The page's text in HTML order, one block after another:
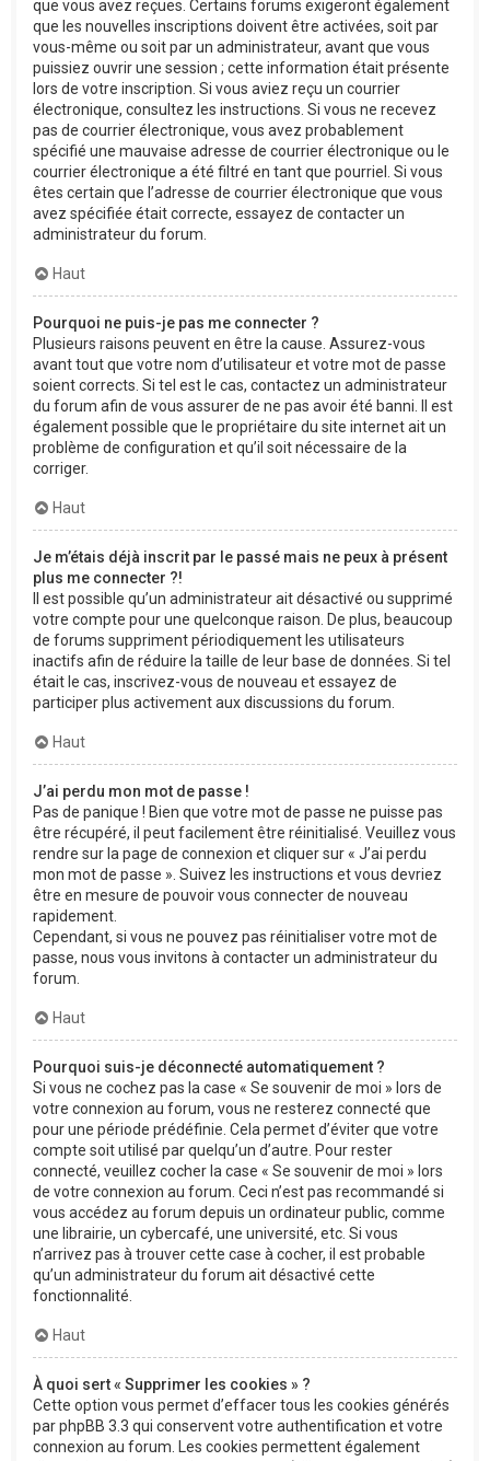
que vous avez reçues. Certains forums exigeront également
que les nouvelles inscriptions doivent être activées, soit par
vous-même ou soit par un administrateur, avant que vous
puissiez ouvrir une session ; cette information était présente
lors de votre inscription. Si vous aviez reçu un courrier
électronique, consultez les instructions. Si vous ne recevez
pas de courrier électronique, vous avez probablement
spécifié une mauvaise adresse de courrier électronique ou le
courrier électronique a été filtré en tant que pourriel. Si vous
êtes certain que l’adresse de courrier électronique que vous
avez spécifiée était correcte, essayez de contacter un
administrateur du forum.
Haut
Pourquoi ne puis-je pas me connecter ?
Plusieurs raisons peuvent en être la cause. Assurez-vous
avant tout que votre nom d’utilisateur et votre mot de passe
soient corrects. Si tel est le cas, contactez un administrateur
du forum afin de vous assurer de ne pas avoir été banni. Il est
également possible que le propriétaire du site internet ait un
problème de configuration et qu’il soit nécessaire de la
corriger.
Haut
Je m’étais déjà inscrit par le passé mais ne peux à présent
plus me connecter ?!
Il est possible qu’un administrateur ait désactivé ou supprimé
votre compte pour une quelconque raison. De plus, beaucoup
de forums suppriment périodiquement les utilisateurs
inactifs afin de réduire la taille de leur base de données. Si tel
était le cas, inscrivez-vous de nouveau et essayez de
participer plus activement aux discussions du forum.
Haut
J’ai perdu mon mot de passe !
Pas de panique ! Bien que votre mot de passe ne puisse pas
être récupéré, il peut facilement être réinitialisé. Veuillez vous
rendre sur la page de connexion et cliquer sur « J’ai perdu
mon mot de passe ». Suivez les instructions et vous devriez
être en mesure de pouvoir vous connecter de nouveau
rapidement.
Cependant, si vous ne pouvez pas réinitialiser votre mot de
passe, nous vous invitons à contacter un administrateur du
forum.
Haut
Pourquoi suis-je déconnecté automatiquement ?
Si vous ne cochez pas la case « Se souvenir de moi » lors de
votre connexion au forum, vous ne resterez connecté que
pour une période prédéfinie. Cela permet d’éviter que votre
compte soit utilisé par quelqu’un d’autre. Pour rester
connecté, veuillez cocher la case « Se souvenir de moi » lors
de votre connexion au forum. Ceci n’est pas recommandé si
vous accédez au forum depuis un ordinateur public, comme
une librairie, un cybercafé, une université, etc. Si vous
n’arrivez pas à trouver cette case à cocher, il est probable
qu’un administrateur du forum ait désactivé cette
fonctionnalité.
Haut
À quoi sert « Supprimer les cookies » ?
Cette option vous permet d’effacer tous les cookies générés
par phpBB 3.3 qui conservent votre authentification et votre
connexion au forum. Les cookies permettent également